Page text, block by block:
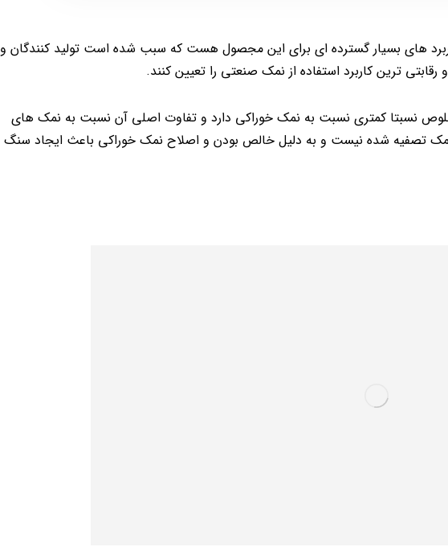
های بسیار گسترده ای برای این مجصول هست که سبب شده است تولید کنندگان و
ترین کاربرد استفاده از نمک صنعتی را تعیین کنند.
نسبتا کمتری نسبت به نمک خوراکی دارد و تفاوت اصلی آن نسبت به نمک های
تصفیه شده نیست و به دلیل خالص بودن و اصلاح نمک خوراکی باعث ایجاد سنگ